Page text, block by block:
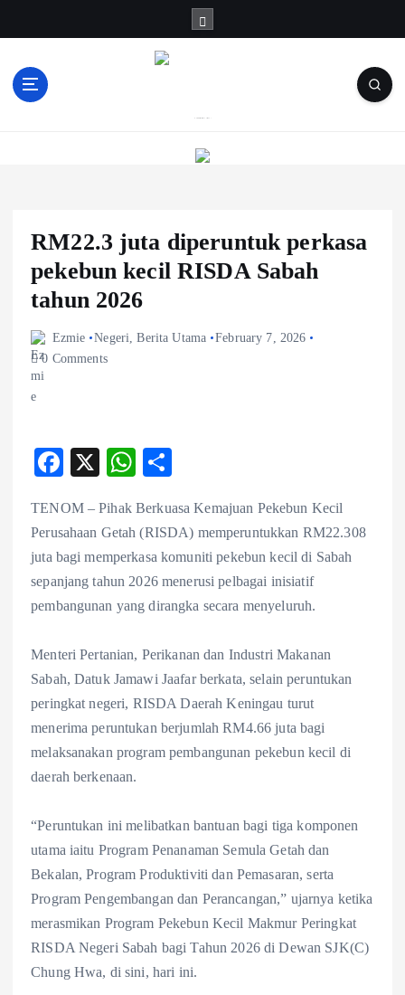
RM22.3 juta diperuntuk perkasa
pekebun kecil RISDA Sabah
tahun 2026
Ezmie Negeri ,Berita Utama
February 7, 2026
0 Comments
F
eb
o
o
k
X
W
ts
A
p
p
re
TENOM – Pihak Berkuasa Kemajuan Pekebun Kecil
Perusahaan Getah (RISDA) memperuntukkan RM22.308
juta bagi memperkasa komuniti pekebun kecil di Sabah
sepanjang tahun 2026 menerusi pelbagai inisiatif
pembangunan yang dirangka secara menyeluruh.
Menteri Pertanian, Perikanan dan Industri Makanan
Sabah, Datuk Jamawi Jaafar berkata, selain peruntukan
peringkat negeri, RISDA Daerah Keningau turut
menerima peruntukan berjumlah RM4.66 juta bagi
melaksanakan program pembangunan pekebun kecil di
daerah berkenaan.
“Peruntukan ini melibatkan bantuan bagi tiga komponen
utama iaitu Program Penanaman Semula Getah dan
Bekalan, Program Produktiviti dan Pemasaran, serta
Program Pengembangan dan Perancangan,” ujarnya ketika
merasmikan Program Pekebun Kecil Makmur Peringkat
RISDA Negeri Sabah bagi Tahun 2026 di Dewan SJK(C)
Chung Hwa, di sini, hari ini.